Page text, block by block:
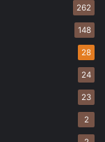
262
148
28
24
23
2